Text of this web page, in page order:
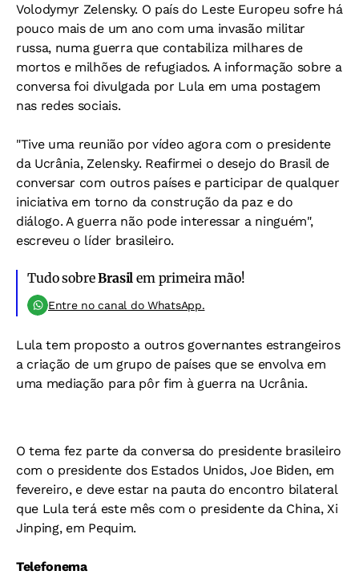
Volodymyr Zelensky. O país do Leste Europeu sofre há
pouco mais de um ano com uma invasão militar
russa, numa guerra que contabiliza milhares de
mortos e milhões de refugiados. A informação sobre a
conversa foi divulgada por Lula em uma postagem
nas redes sociais.
"Tive uma reunião por vídeo agora com o presidente
da Ucrânia, Zelensky. Reafirmei o desejo do Brasil de
conversar com outros países e participar de qualquer
iniciativa em torno da construção da paz e do
diálogo. A guerra não pode interessar a ninguém",
escreveu o líder brasileiro.
Tudo sobreBrasil em primeira mão!
Entre no canal do WhatsApp.
Lula tem proposto a outros governantes estrangeiros
a criação de um grupo de países que se envolva em
uma mediação para pôr fim à guerra na Ucrânia.
O tema fez parte da conversa do presidente brasileiro
com o presidente dos Estados Unidos, Joe Biden, em
fevereiro, e deve estar na pauta do encontro bilateral
que Lula terá este mês com o presidente da China, Xi
Jinping, em Pequim.
Telefonema